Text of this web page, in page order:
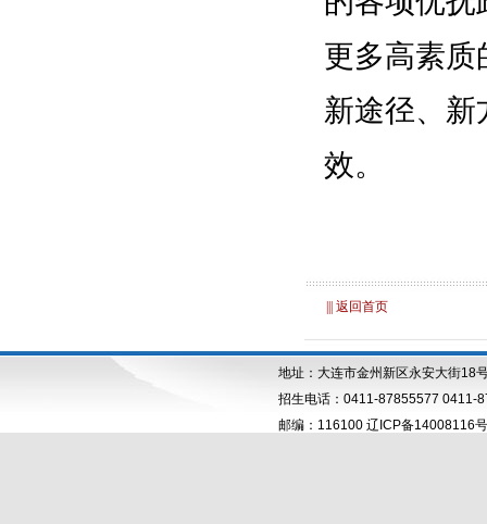
||| 返回首页
地址：大连市金州新区永安大街18
招生电话：0411-87855577 0411-
邮编：116100 辽ICP备14008116